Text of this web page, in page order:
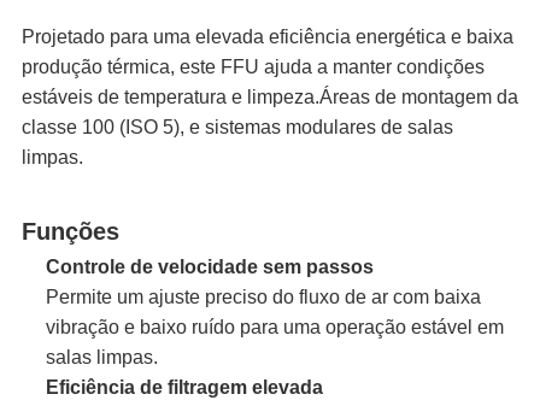
Projetado para uma elevada eficiência energética e baixa
produção térmica, este FFU ajuda a manter condições
estáveis de temperatura e limpeza.Áreas de montagem da
classe 100 (ISO 5), e sistemas modulares de salas
limpas.
Funções
Controle de velocidade sem passos
Permite um ajuste preciso do fluxo de ar com baixa
vibração e baixo ruído para uma operação estável em
salas limpas.
Eficiência de filtragem elevada